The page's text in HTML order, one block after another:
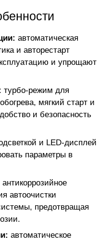
автоматическая
и авторестарт
и упрощают
турбо-режим для
мягкий старт и
и безопасность
и LED-дисплей
параметры в
антикоррозийное
автоочистки
предотвращая
автоматическое